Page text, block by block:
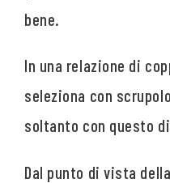
bene.
In una relazione di
seleziona con
soltanto con questo
Dal punto di vista